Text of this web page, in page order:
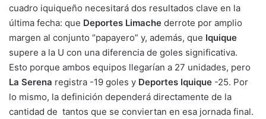
cuadro iquiqueño necesitará dos resultados clave en la
última fecha: que Deportes Limache derrote por amplio
margen al conjunto “papayero” y, además, que Iquique
supere a la U con una diferencia de goles significativa.
Esto porque ambos equipos llegarían a 27 unidades, pero
La Serena registra -19 goles y Deportes Iquique -25. Por
lo mismo, la definición dependerá directamente de la
cantidad de tantos que se conviertan en esa jornada final.